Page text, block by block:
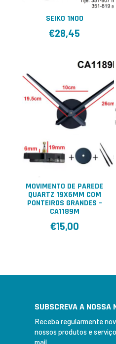
SEIKO 1N00
€28,45
MOVIMENTO DE PAREDE
QUARTZ 19X6MM COM
PONTEIROS GRANDES –
CA1189M
€15,00
SUBSCREVA A NOSSA
Receba regularmente
nossos produtos e
mail.